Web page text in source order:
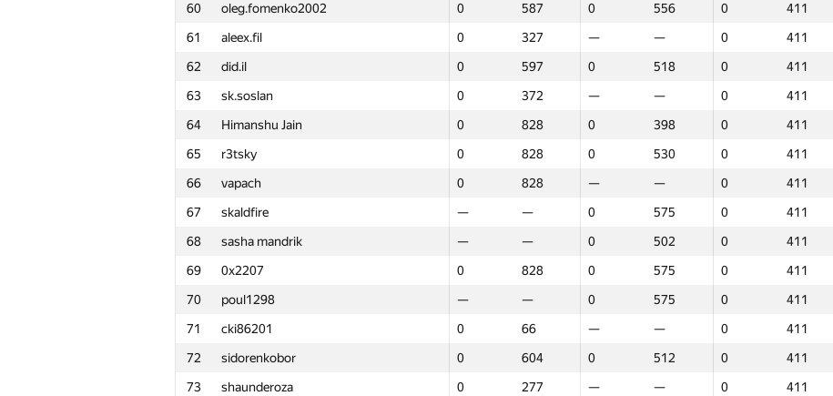
60
oleg.fomenko2002 0 587 0 556 0 411
61
aleex.fil 0 327 — — 0 411
62
did.il 0 597 0 518 0 411
63
sk.soslan 0 372 — — 0 411
64
Himanshu Jain 0 828 0 398 0 411
65
r3tsky 0 828 0 530 0 411
66
vapach 0 828 — — 0 411
67
skaldfire — — 0 575 0 411
68
sasha mandrik — — 0 502 0 411
69
0x2207 0 828 0 575 0 411
70
poul1298 — — 0 575 0 411
71
cki86201 0 66 — — 0 411
72
sidorenkobor 0 604 0 512 0 411
73
shaunderoza 0 277 — — 0 411
Қатысушы 1 2 3
GP30 Орын GP30 Орын